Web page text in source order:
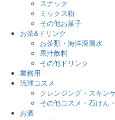
スナック
ミックス粉
その他お菓子
お茶&ドリンク
お茶類・海洋深層水
果汁飲料
その他ドリンク
業務用
琉球コスメ
クレンジング・スキン
その他コスメ・石けん
お酒